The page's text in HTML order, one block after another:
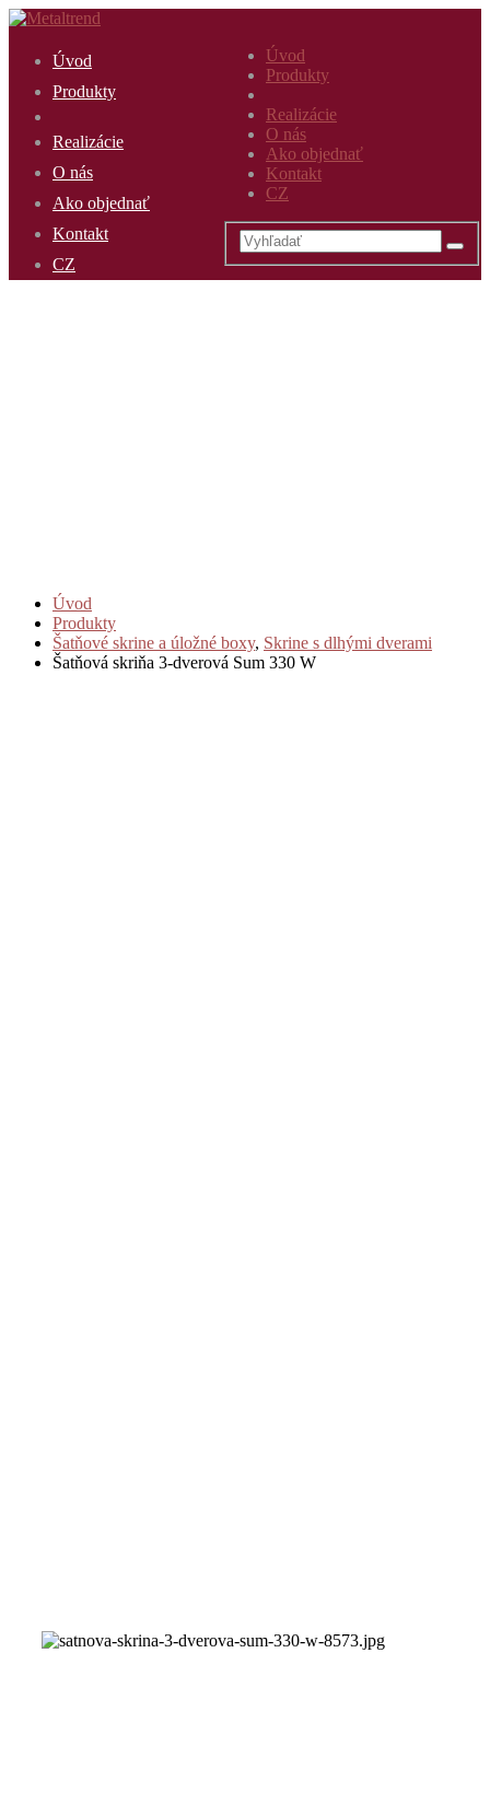
Úvod
Produkty
Realizácie
O nás
Ako objednať
Kontakt
CZ
Úvod
Produkty
Realizácie
O nás
Ako objednať
Kontakt
CZ
Úvod
Produkty
Šatňové skrine a úložné boxy, Skrine s dlhými dverami
Šatňová skriňa 3-dverová Sum 330 W